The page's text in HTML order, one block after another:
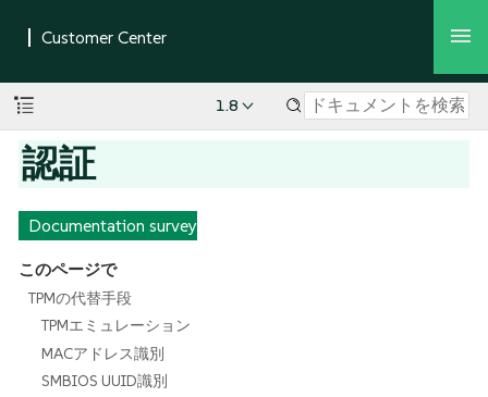
1.8
認証
Documentation survey
このページで
TPMの代替手段
TPMエミュレーション
MACアドレス識別
SMBIOS UUID識別